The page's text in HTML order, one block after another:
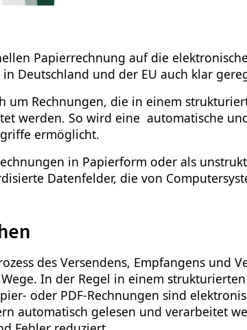
Papierrechnung auf die
Deutschland und der EU auch klar
um Rechnungen, die in einem
werden. So wird eine automatische
ermöglicht.
in Papierform oder als
Datenfelder, die von
des Versendens, Empfangens und
In der Regel in einem
oder PDF-Rechnungen sind
automatisch gelesen und verarbeitet